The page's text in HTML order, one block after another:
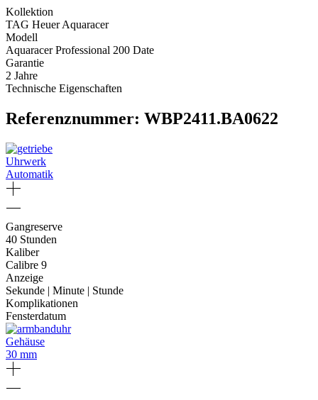
Kollektion
TAG Heuer Aquaracer
Modell
Aquaracer Professional 200 Date
Garantie
2 Jahre
Technische Eigenschaften
Referenznummer: WBP2411.BA0622
Uhrwerk
Automatik
Gangreserve
40 Stunden
Kaliber
Calibre 9
Anzeige
Sekunde | Minute | Stunde
Komplikationen
Fensterdatum
Gehäuse
30 mm